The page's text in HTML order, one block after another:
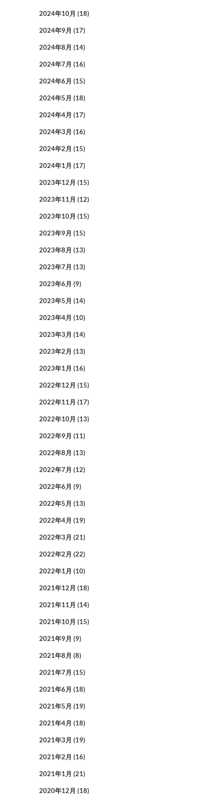
2024年10月 (18)
2024年9月 (17)
2024年8月 (14)
2024年7月 (16)
2024年6月 (15)
2024年5月 (18)
2024年4月 (17)
2024年3月 (16)
2024年2月 (15)
2024年1月 (17)
2023年12月 (15)
2023年11月 (12)
2023年10月 (15)
2023年9月 (15)
2023年8月 (13)
2023年7月 (13)
2023年6月 (9)
2023年5月 (14)
2023年4月 (10)
2023年3月 (14)
2023年2月 (13)
2023年1月 (16)
2022年12月 (15)
2022年11月 (17)
2022年10月 (13)
2022年9月 (11)
2022年8月 (13)
2022年7月 (12)
2022年6月 (9)
2022年5月 (13)
2022年4月 (19)
2022年3月 (21)
2022年2月 (22)
2022年1月 (10)
2021年12月 (18)
2021年11月 (14)
2021年10月 (15)
2021年9月 (9)
2021年8月 (8)
2021年7月 (15)
2021年6月 (18)
2021年5月 (19)
2021年4月 (18)
2021年3月 (19)
2021年2月 (16)
2021年1月 (21)
2020年12月 (18)